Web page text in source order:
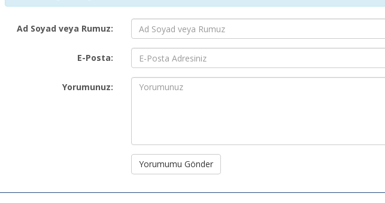
Ad Soyad veya Rumuz:
E-Posta:
Yorumunuz:
Yorumumu Gönder